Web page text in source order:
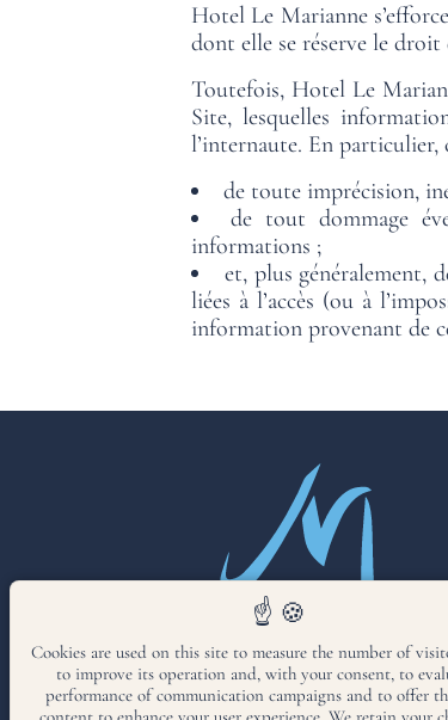
Hotel Le Marianne
dont elle se réserve le
Toutefois, Hotel Le
Site, lesquelles
l’internaute. En particulier,
de toute imprécision,
de tout dommage
informations ;
et, plus généralement,
liées à l’accès (ou à
information provenant de
Cookies are used on this site to measure the number of
to improve its operation and, with your consent, to
performance of communication campaigns and to offer